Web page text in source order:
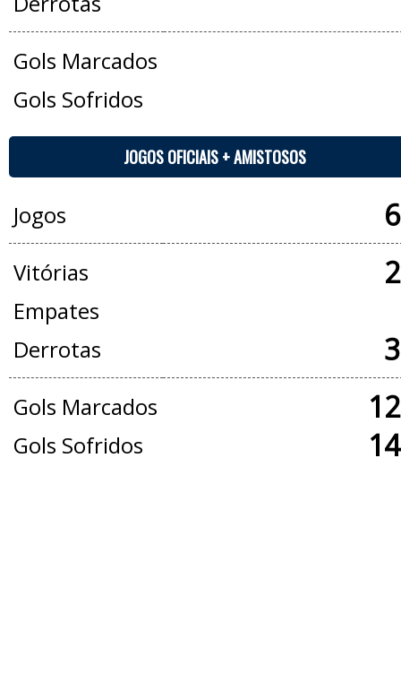
Gols Marcados
Gols Sofridos
JOGOS OFICIAIS + AMISTOSOS
Jogos
Vitórias
Empates
Derrotas
Gols Marcados
Gols Sofridos